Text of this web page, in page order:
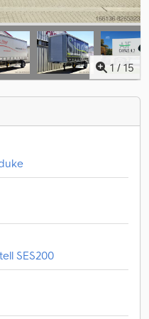
1 / 15
SES200